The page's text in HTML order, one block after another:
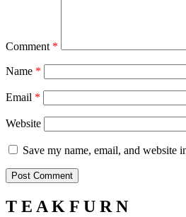
Comment *
Name *
Email *
Website
Save my name, email, and website
T E A K F U R N